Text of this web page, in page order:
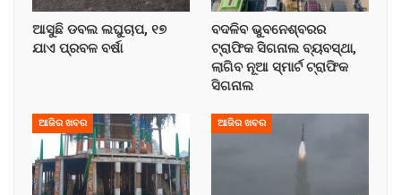
ଆସୁଛି ଡବଲ ଲଘୁଚାପ, ୧୭
ଯାଏ ପ୍ରବଳ ବର୍ଷା
ବଦଳିବ ଭୁବନେଶ୍ବରର
ଟ୍ରାଫିକ ସିଗନାଲ ବ୍ୟବସ୍ଥା,
ଲାଗିବ ନୂଆ ସ୍ମାର୍ଟ ଟ୍ରାଫିକ
ସିଗନାଲ
ଆଜିର ଖବର ଆଜିର ଖବର